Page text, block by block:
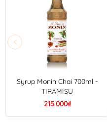
Syrup Monin Chai 700ml -
TIRAMISU
215.000₫